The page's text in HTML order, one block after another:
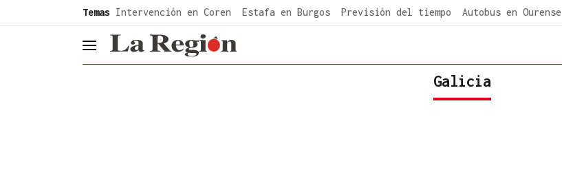
Temas Intervención en Coren Estafa en Burgos Previsión del tiempo Autobus en Ourense
header.menu.open
Galicia